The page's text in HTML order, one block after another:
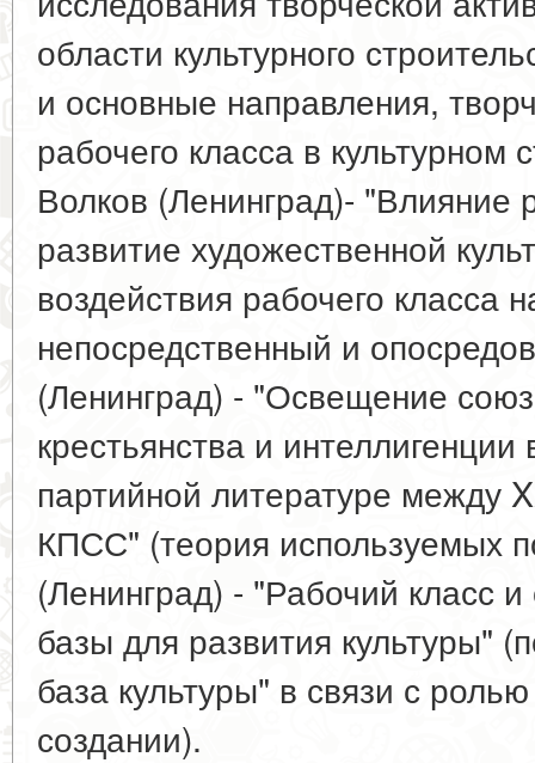
области культурного
и основные направления,
рабочего класса в культурном
Волков (Ленинград)- "Влияние
развитие художественной
воздействия рабочего класса
непосредственный и
(Ленинград) - "Освещение
крестьянства и интеллигенции
партийной литературе между
КПСС" (теория используемых
(Ленинград) - "Рабочий класс
базы для развития культуры"
база культуры" в связи с
создании).